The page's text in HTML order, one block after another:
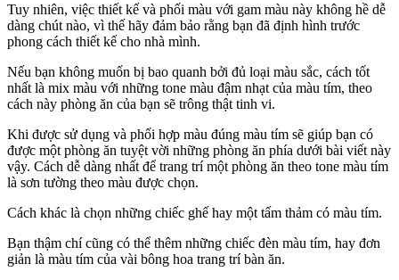
Tuy nhiên, việc thiết kế và phối màu với gam màu này không hề dễ
dàng chút nào, vì thế hãy đảm bảo rằng bạn đã định hình trước
phong cách thiết kế cho nhà mình.
Nếu bạn không muốn bị bao quanh bởi đủ loại màu sắc, cách tốt
nhất là mix màu với những tone màu đậm nhạt của màu tím, theo
cách này phòng ăn của bạn sẽ trông thật tinh vi.
Khi được sử dụng và phối hợp màu đúng màu tím sẽ giúp bạn có
được một phòng ăn tuyệt vời những phòng ăn phía dưới bài viết này
vậy. Cách dễ dàng nhất để trang trí một phòng ăn theo tone màu tím
là sơn tường theo màu được chọn.
Cách khác là chọn những chiếc ghế hay một tấm thảm có màu tím.
Bạn thậm chí cũng có thể thêm những chiếc đèn màu tím, hay đơn
giản là màu tím của vài bông hoa trang trí bàn ăn.